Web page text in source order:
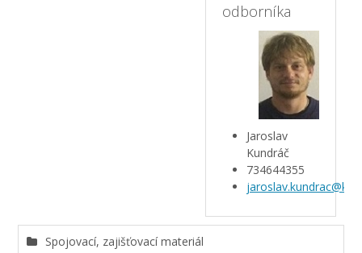
odborníka
Jaroslav
Kundráč
734644355
Spojovací, zajišťovací materiál